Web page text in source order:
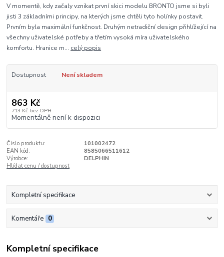
V momentě, kdy začaly vznikat první skici modelu BRONTO jsme si byli
jisti 3 základními principy, na kterých jsme chtěli tyto holínky postavit.
Prvním byla maximální funkčnost. Druhým netradiční design přihlížející na
všechny uživatelské potřeby a třetím vysoká míra uživatelského
komfortu. Hranice m... celý popis
Dostupnost Není skladem
863 Kč
713 Kč bez DPH
Momentálně není k dispozici
Číslo produktu:
101002472
EAN kód:
8585066511612
Výrobce:
DELPHIN
Hlídat cenu / dostupnost
Kompletní specifikace
Komentáře 0
Kompletní specifikace